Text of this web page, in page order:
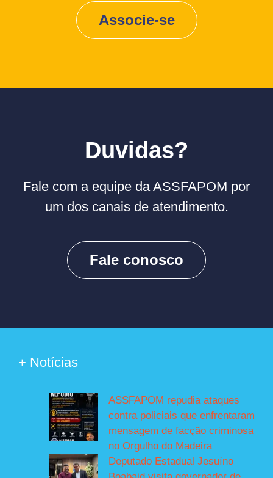
Associe-se
Duvidas?
Fale com a equipe da ASSFAPOM por
um dos canais de atendimento.
Fale conosco
+ Notícias
ASSFAPOM repudia ataques
contra policiais que enfrentaram
mensagem de facção criminosa
no Orgulho do Madeira
Deputado Estadual Jesuíno